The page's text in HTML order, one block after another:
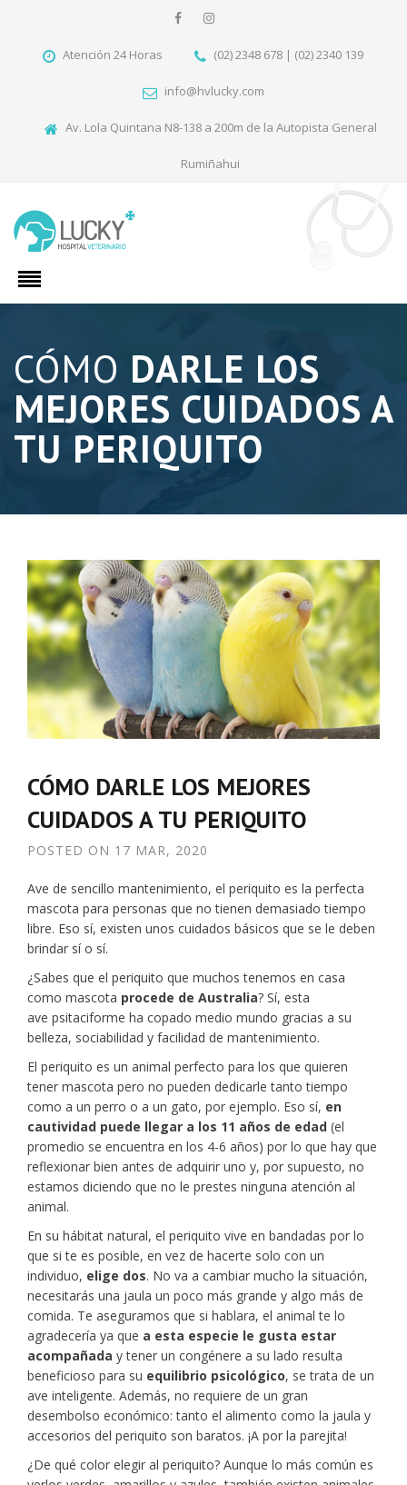
Atención 24 Horas (02) 2348 678 | (02) 2340 139
info@hvlucky.com
Av. Lola Quintana N8-138 a 200m de la Autopista General
Rumiñahui
CÓMO DARLE LOS
MEJORES CUIDADOS A
TU PERIQUITO
CÓMO DARLE LOS MEJORES
CUIDADOS A TU PERIQUITO
POSTED ON 17 MAR, 2020
Ave de sencillo mantenimiento, el periquito es la perfecta
mascota para personas que no tienen demasiado tiempo
libre. Eso sí, existen unos cuidados básicos que se le deben
brindar sí o sí.
¿Sabes que el periquito que muchos tenemos en casa
como mascota procede de Australia? Sí, esta
ave psitaciforme ha copado medio mundo gracias a su
belleza, sociabilidad y facilidad de mantenimiento.
El periquito es un animal perfecto para los que quieren
tener mascota pero no pueden dedicarle tanto tiempo
como a un perro o a un gato, por ejemplo. Eso sí, en
cautividad puede llegar a los 11 años de edad (el
promedio se encuentra en los 4-6 años) por lo que hay que
reflexionar bien antes de adquirir uno y, por supuesto, no
estamos diciendo que no le prestes ninguna atención al
animal.
En su hábitat natural, el periquito vive en bandadas por lo
que si te es posible, en vez de hacerte solo con un
individuo, elige dos. No va a cambiar mucho la situación,
necesitarás una jaula un poco más grande y algo más de
comida. Te aseguramos que si hablara, el animal te lo
agradecería ya que a esta especie le gusta estar
acompañada y tener un congénere a su lado resulta
beneficioso para su equilibrio psicológico, se trata de un
ave inteligente. Además, no requiere de un gran
desembolso económico: tanto el alimento como la jaula y
accesorios del periquito son baratos. ¡A por la parejita!
¿De qué color elegir al periquito? Aunque lo más común es